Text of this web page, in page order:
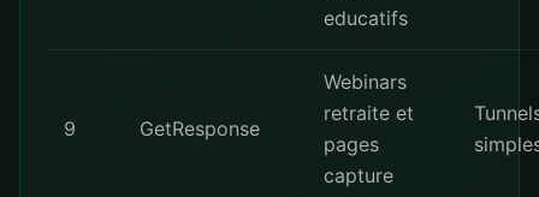
educatifs
9 GetResponse
Webinars
retraite et
pages
capture